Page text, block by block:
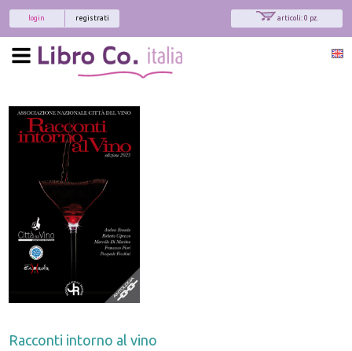
articoli: 0 pz.
registrati
login
Racconti intorno al vino